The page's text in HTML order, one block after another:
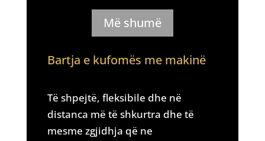
Më shumë
Bartja e kufomës me makinë
Të shpejtë, fleksibile dhe në
distanca më të shkurtra dhe të
mesme zgjidhja që ne